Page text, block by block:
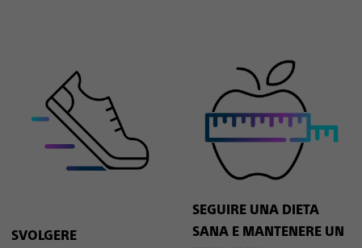
SVOLGERE
SEGUIRE UNA DIETA
SANA E MANTENERE UN